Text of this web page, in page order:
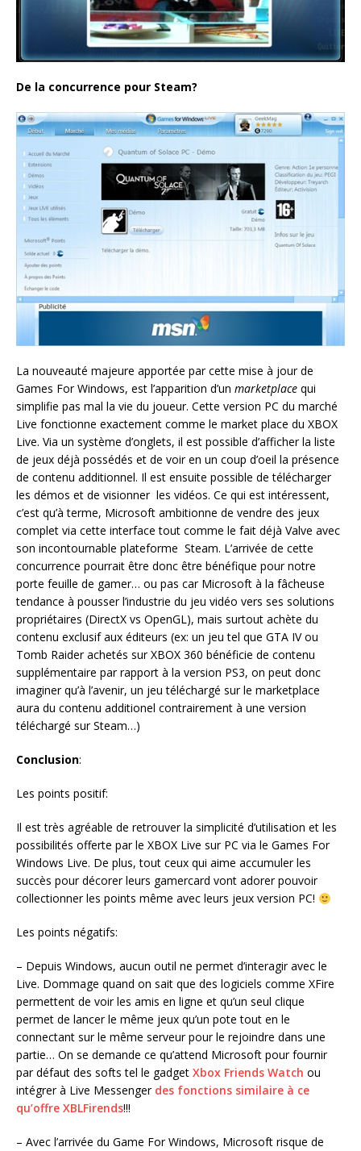
De la concurrence pour Steam?
La nouveauté majeure apportée par cette mise à jour de
Games For Windows, est l’apparition d’un marketplace qui
simplifie pas mal la vie du joueur. Cette version PC du marché
Live fonctionne exactement comme le market place du XBOX
Live. Via un système d’onglets, il est possible d’afficher la liste
de jeux déjà possédés et de voir en un coup d’oeil la présence
de contenu additionnel. Il est ensuite possible de télécharger
les démos et de visionner les vidéos. Ce qui est intéressent,
c’est qu’à terme, Microsoft ambitionne de vendre des jeux
complet via cette interface tout comme le fait déjà Valve avec
son incontournable plateforme Steam. L’arrivée de cette
concurrence pourrait être donc être bénéfique pour notre
porte feuille de gamer… ou pas car Microsoft à la fâcheuse
tendance à pousser l’industrie du jeu vidéo vers ses solutions
propriétaires (DirectX vs OpenGL), mais surtout achète du
contenu exclusif aux éditeurs (ex: un jeu tel que GTA IV ou
Tomb Raider achetés sur XBOX 360 bénéficie de contenu
supplémentaire par rapport à la version PS3, on peut donc
imaginer qu’à l’avenir, un jeu téléchargé sur le marketplace
aura du contenu additionel contrairement à une version
téléchargé sur Steam…)
Conclusion:
Les points positif:
Il est très agréable de retrouver la simplicité d’utilisation et les
possibilités offerte par le XBOX Live sur PC via le Games For
Windows Live. De plus, tout ceux qui aime accumuler les
succès pour décorer leurs gamercard vont adorer pouvoir
collectionner les points même avec leurs jeux version PC!
Les points négatifs:
– Depuis Windows, aucun outil ne permet d’interagir avec le
Live. Dommage quand on sait que des logiciels comme XFire
permettent de voir les amis en ligne et qu’un seul clique
permet de lancer le même jeux qu’un pote tout en le
connectant sur le même serveur pour le rejoindre dans une
partie… On se demande ce qu’attend Microsoft pour fournir
par défaut des softs tel le gadget Xbox Friends Watch ou
intégrer à Live Messenger des fonctions similaire à ce
qu’offre XBLFirends!!!
– Avec l’arrivée du Game For Windows, Microsoft risque de